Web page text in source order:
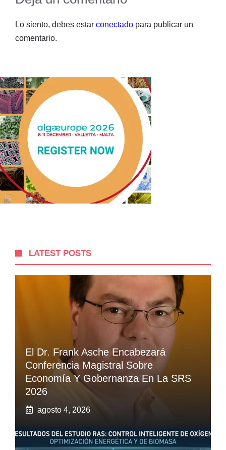
Lo siento, debes estar conectado para publicar un
comentario.
LATEST POSTS
El Dr. Frank Asche Encabezará
Conferencia Magistral Sobre
Economía Y Gobernanza En La SRS
2026
agosto 4, 2026